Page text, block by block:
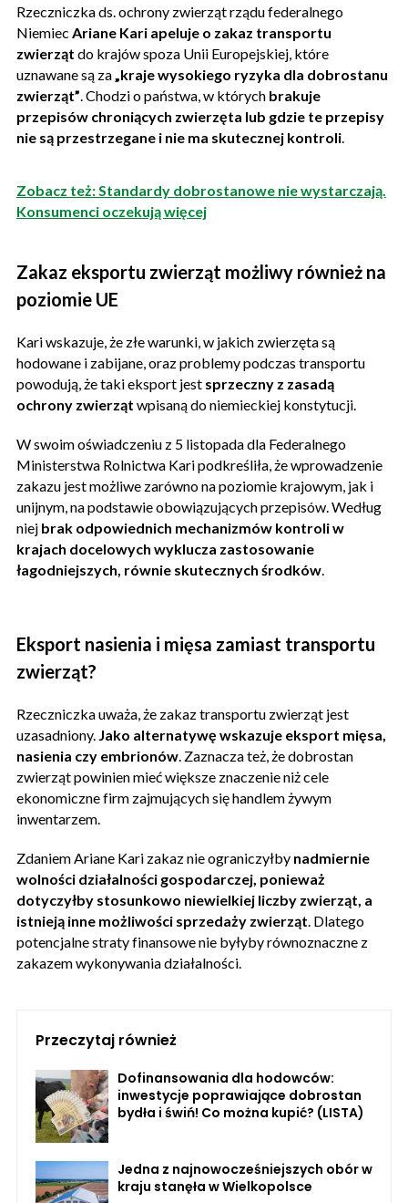
Rzeczniczka ds. ochrony zwierząt rządu federalnego
Niemiec Ariane Kari apeluje o zakaz transportu
zwierząt do krajów spoza Unii Europejskiej, które
uznawane są za„kraje wysokiego ryzyka dla dobrostanu
zwierząt”. Chodzi o państwa, w których brakuje
przepisów chroniących zwierzęta lub gdzie te przepisy
nie są przestrzegane i nie ma skutecznej kontroli.
Zobacz też: Standardy dobrostanowe nie wystarczają.
Konsumenci oczekują więcej
Zakaz eksportu zwierząt możliwy również na
poziomie UE
Kari wskazuje, że złe warunki, w jakich zwierzęta są
hodowane i zabijane, oraz problemy podczas transportu
powodują, że taki eksport jest sprzeczny z zasadą
ochrony zwierząt wpisaną do niemieckiej konstytucji.
W swoim oświadczeniu z 5 listopada dla Federalnego
Ministerstwa Rolnictwa Kari podkreśliła, że wprowadzenie
zakazu jest możliwe zarówno na poziomie krajowym, jak i
unijnym, na podstawie obowiązujących przepisów. Według
niej brak odpowiednich mechanizmów kontroli w
krajach docelowych wyklucza zastosowanie
łagodniejszych, równie skutecznych środków.
Eksport nasienia i mięsa zamiast transportu
zwierząt?
Rzeczniczka uważa, że zakaz transportu zwierząt jest
uzasadniony. Jako alternatywę wskazuje eksport mięsa,
nasienia czy embrionów. Zaznacza też, że dobrostan
zwierząt powinien mieć większe znaczenie niż cele
ekonomiczne firm zajmujących się handlem żywym
inwentarzem.
Zdaniem Ariane Kari zakaz nie ograniczyłby nadmiernie
wolności działalności gospodarczej, ponieważ
dotyczyłby stosunkowo niewielkiej liczby zwierząt, a
istnieją inne możliwości sprzedaży zwierząt. Dlatego
potencjalne straty finansowe nie byłyby równoznaczne z
zakazem wykonywania działalności.
Przeczytaj również
Dofinansowania dla hodowców:
inwestycje poprawiające dobrostan
bydła i świń! Co można kupić? (LISTA)
Jedna z najnowocześniejszych obór w
kraju stanęła w Wielkopolsce